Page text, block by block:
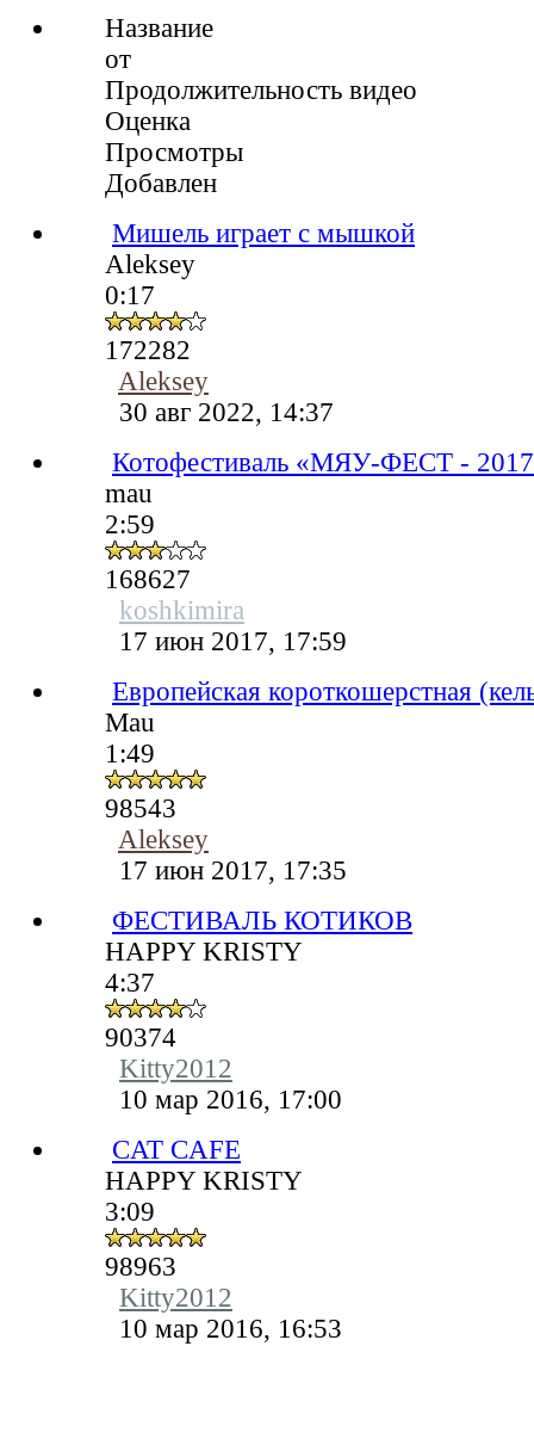
Название
от
Продолжительность видео
Оценка
Просмотры
Добавлен
Мишель играет с мышкой
Aleksey
0:17
172282
Aleksey
30 авг 2022, 14:37
Котофестиваль «МЯУ-ФЕСТ -
mau
2:59
168627
koshkimira
17 июн 2017, 17:59
Европейская короткошерстная
Mau
1:49
98543
Aleksey
17 июн 2017, 17:35
ФЕСТИВАЛЬ КОТИКОВ
HAPPY KRISTY
4:37
90374
Kitty2012
10 мар 2016, 17:00
CAT CAFE
HAPPY KRISTY
3:09
98963
Kitty2012
10 мар 2016, 16:53